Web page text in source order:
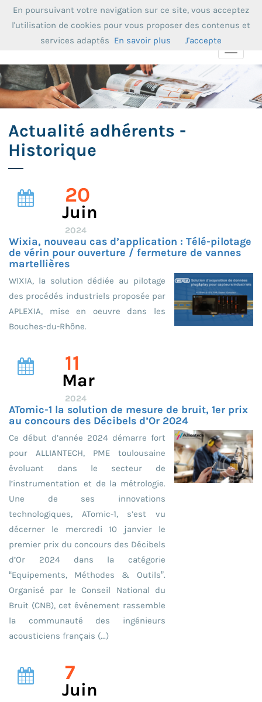
Toggle
Actualité adhérents -
Historique
20
Juin
2024
Wixia, nouveau cas d’application : Télé-pilotage
de vérin pour ouverture / fermeture de vannes
martellières
WIXIA, la solution dédiée au pilotage
des procédés industriels proposée par
APLEXIA, mise en oeuvre dans les
Bouches-du-Rhône.
11
Mar
2024
ATomic-1 la solution de mesure de bruit, 1er prix
au concours des Décibels d’Or 2024
Ce début d’année 2024 démarre fort
pour ALLIANTECH, PME toulousaine
évoluant dans le secteur de
l’instrumentation et de la métrologie.
Une de ses innovations
technologiques, ATomic-1, s’est vu
décerner le mercredi 10 janvier le
premier prix du concours des Décibels
d’Or 2024 dans la catégorie
“Equipements, Méthodes & Outils”.
Organisé par le Conseil National du
Bruit (CNB), cet événement rassemble
la communauté des ingénieurs
acousticiens français (...)
7
Juin
En poursuivant votre navigation sur ce site, vous acceptez
l'utilisation de cookies pour vous proposer des contenus et
services adaptés En savoir plus J'accepte